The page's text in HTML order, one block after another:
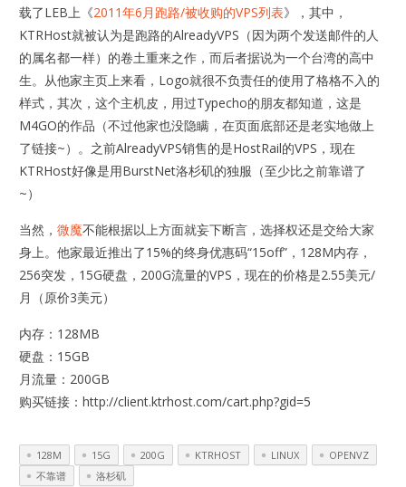
载了LEB上《2011年6月跑路/被收购的VPS列表》，其中，
KTRHost就被认为是跑路的AlreadyVPS（因为两个发送邮件的人
的属名都一样）的卷土重来之作，而后者据说为一个台湾的高中
生。从他家主页上来看，Logo就很不负责任的使用了格格不入的
样式，其次，这个主机皮，用过Typecho的朋友都知道，这是
M4GO的作品（不过他家也没隐瞒，在页面底部还是老实地做上
了链接~）。之前AlreadyVPS销售的是HostRail的VPS，现在
KTRHost好像是用BurstNet洛杉矶的独服（至少比之前靠谱了
~）
当然，微魔不能根据以上方面就妄下断言，选择权还是交给大家
身上。他家最近推出了15%的终身优惠码“15off”，128M内存，
256突发，15G硬盘，200G流量的VPS，现在的价格是2.55美元/
月（原价3美元）
内存：128MB
硬盘：15GB
月流量：200GB
购买链接：http://client.ktrhost.com/cart.php?gid=5
128M 15G 200G KTRHOST LINUX
OPENVZ
不靠谱
洛杉矶